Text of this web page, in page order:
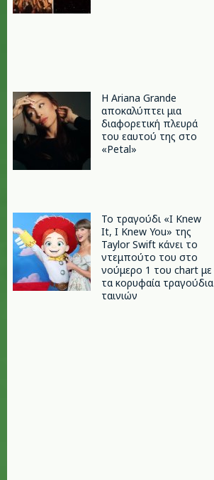
Η Ariana Grande
αποκαλύπτει μια
διαφορετική πλευρά
του εαυτού της στο
«Petal»
Το τραγούδι «I Knew
It, I Knew You» της
Taylor Swift κάνει το
ντεμπούτο του στο
νούμερο 1 του chart με
τα κορυφαία τραγούδια
ταινιών